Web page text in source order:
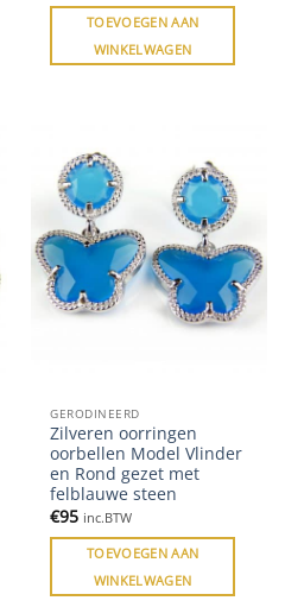
TOEVOEGEN AAN
WINKELWAGEN
GERODINEERD
Zilveren oorringen
oorbellen Model Vlinder
en Rond gezet met
felblauwe steen
€95 inc.BTW
TOEVOEGEN AAN
WINKELWAGEN